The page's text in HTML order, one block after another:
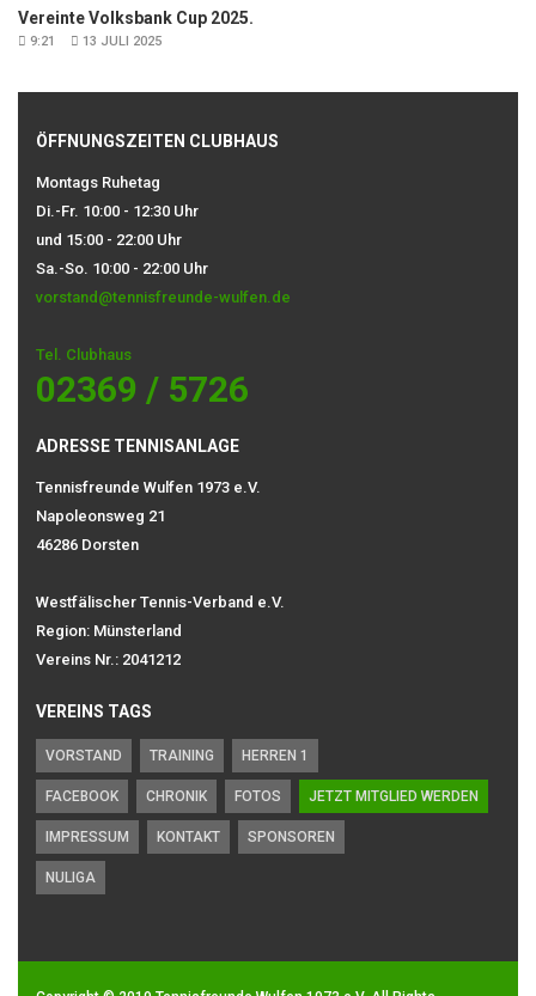
Vereinte Volksbank Cup 2025.
9:21 13 JULI 2025
ÖFFNUNGSZEITEN CLUBHAUS
Montags Ruhetag
Di.-Fr. 10:00 - 12:30 Uhr
und 15:00 - 22:00 Uhr
Sa.-So. 10:00 - 22:00 Uhr
vorstand@tennisfreunde-wulfen.de
Tel. Clubhaus
02369 / 5726
ADRESSE TENNISANLAGE
Tennisfreunde Wulfen 1973 e.V.
Napoleonsweg 21
46286 Dorsten
Westfälischer Tennis-Verband e.V.
Region: Münsterland
Vereins Nr.: 2041212
VEREINS TAGS
VORSTAND TRAINING HERREN 1
FACEBOOK CHRONIK FOTOS JETZT MITGLIED WERDEN
IMPRESSUM KONTAKT SPONSOREN
NULIGA